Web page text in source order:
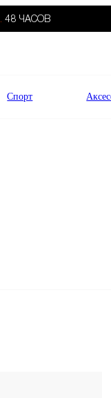
48 ЧАСОВ
Спорт